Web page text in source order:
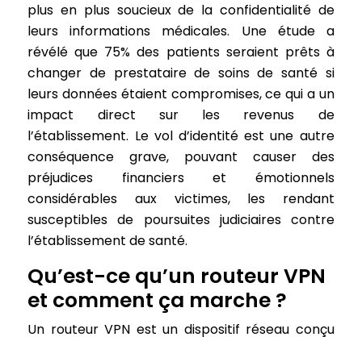
plus en plus soucieux de la confidentialité de
leurs informations médicales. Une étude a
révélé que 75% des patients seraient prêts à
changer de prestataire de soins de santé si
leurs données étaient compromises, ce qui a un
impact direct sur les revenus de
l’établissement. Le vol d’identité est une autre
conséquence grave, pouvant causer des
préjudices financiers et émotionnels
considérables aux victimes, les rendant
susceptibles de poursuites judiciaires contre
l’établissement de santé.
Qu’est-ce qu’un routeur VPN
et comment ça marche ?
Un routeur VPN est un dispositif réseau conçu